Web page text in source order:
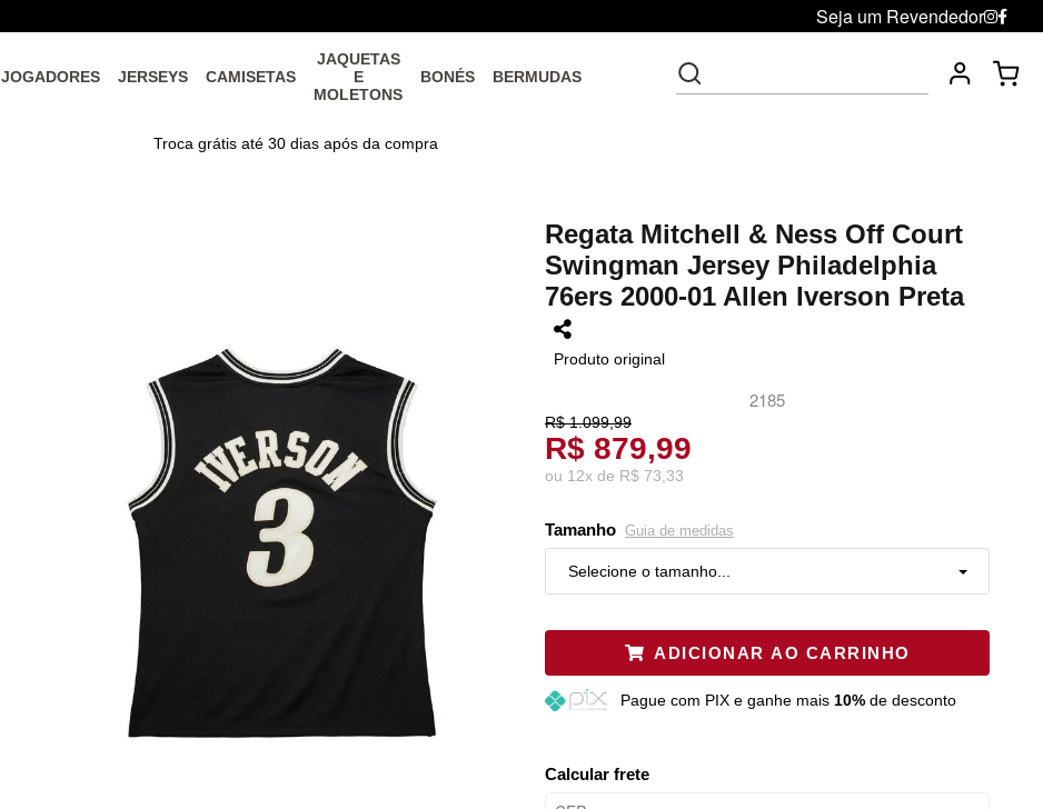
Seja um Revendedor
JOGADORES JERSEYS CAMISETAS
JAQUETAS
E
MOLETONS
BONÉS BERMUDAS
Troca grátis até 30 dias após da compra
Regata Mitchell & Ness Off Court
Swingman Jersey Philadelphia
76ers 2000-01 Allen Iverson Preta
Produto original
2185
R$ 1.099,99
R$ 879,99
ou 12x de R$ 73,33
Tamanho Guia de medidas
Selecione o tamanho...
Restam mais de 6 itens
G Restam mais de 6 itens
ADICIONAR AO CARRINHO
Pague com PIX e ganhe mais 10%de desconto
Calcular frete